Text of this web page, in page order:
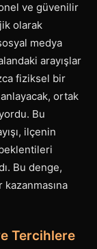
ve güvenilir
olarak
medya
arayışlar
fiziksel bir
ortak
Bu
ilçenin
Bu denge,
Tercihlere